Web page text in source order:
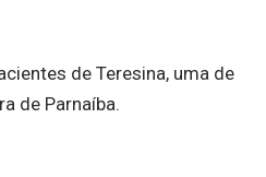
de Teresina, uma de
de Parnaíba.